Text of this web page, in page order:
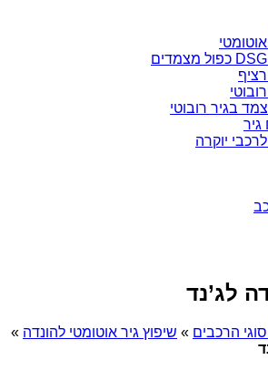
בגיר רובוטי
גיר
יוקרה
לג’נד
הרכבים » שיפוץ גיר אוטומטי להונדה »